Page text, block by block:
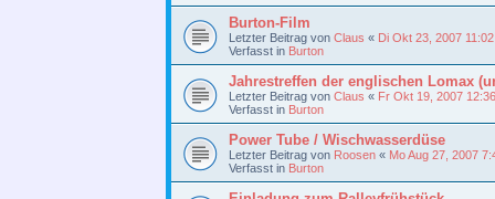
Burton-Film
Letzter Beitrag von Claus « Di Okt 23, 2007
Verfasst in Burton
Jahrestreffen der englischen Lomax
Letzter Beitrag von Claus « Fr Okt 19, 2007
Verfasst in Burton
Power Tube / Wischwasserdüse
Letzter Beitrag von Roosen « Mo Aug 27, 2007
Verfasst in Burton